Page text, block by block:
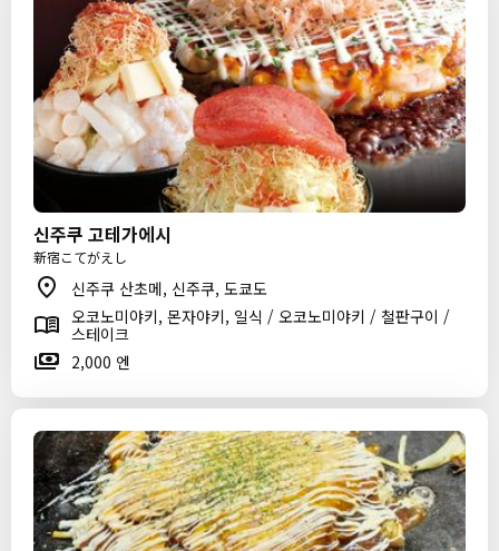
신주쿠 고테가에시
新宿こてがえし
신주쿠 산초메, 신주쿠, 도쿄도
오코노미야키, 몬자야키, 일식 / 오코노미야키 / 철판구이 /
스테이크
2,000 엔